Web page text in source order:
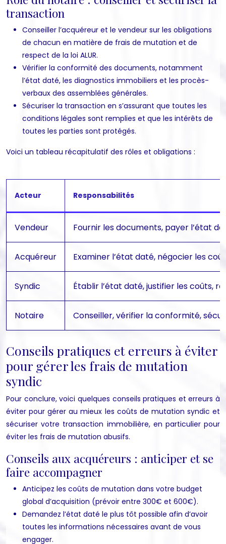
transaction
Conseiller l’acquéreur et le vendeur sur les obligations
de chacun en matière de frais de mutation et de
respect de la loi ALUR.
Vérifier la conformité des documents, notamment
l’état daté, les diagnostics immobiliers et les procès-
verbaux des assemblées générales.
Sécuriser la transaction en s’assurant que toutes les
conditions légales sont remplies et que les intérêts de
toutes les parties sont protégés.
Voici un tableau récapitulatif des rôles et obligations :
Acteur Responsabilités
Vendeur Fournir les documents, payer l’état
Acquéreur Examiner l’état daté, négocier les
Syndic Établir l’état daté, justifier les coûts,
Notaire Conseiller, vérifier la conformité,
Conseils pratiques et erreurs à éviter
pour gérer les frais de mutation
syndic
Pour conclure, voici quelques conseils pratiques et erreurs à
éviter pour gérer au mieux les coûts de mutation syndic et
sécuriser votre transaction immobilière, en particulier pour
éviter les frais de mutation abusifs.
Conseils aux acquéreurs : anticiper et se
faire accompagner
Anticipez les coûts de mutation dans votre budget
global d’acquisition (prévoir entre 300€ et 600€).
Demandez l’état daté le plus tôt possible afin d’avoir
toutes les informations nécessaires avant de vous
engager.